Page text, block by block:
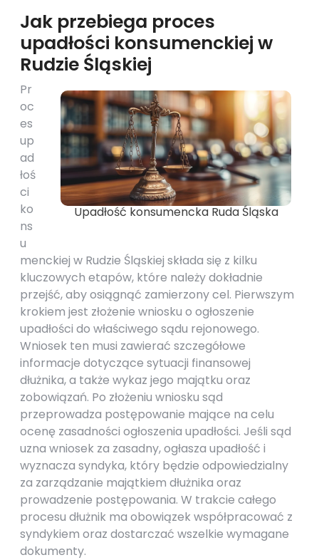
Jak przebiega proces
upadłości konsumenckiej w
Rudzie Śląskiej
Upadłość konsumencka Ruda Śląska
Pr
oc
es
up
ad
łoś
ci
ko
ns
u
menckiej w Rudzie Śląskiej składa się z kilku
kluczowych etapów, które należy dokładnie
przejść, aby osiągnąć zamierzony cel. Pierwszym
krokiem jest złożenie wniosku o ogłoszenie
upadłości do właściwego sądu rejonowego.
Wniosek ten musi zawierać szczegółowe
informacje dotyczące sytuacji finansowej
dłużnika, a także wykaz jego majątku oraz
zobowiązań. Po złożeniu wniosku sąd
przeprowadza postępowanie mające na celu
ocenę zasadności ogłoszenia upadłości. Jeśli sąd
uzna wniosek za zasadny, ogłasza upadłość i
wyznacza syndyka, który będzie odpowiedzialny
za zarządzanie majątkiem dłużnika oraz
prowadzenie postępowania. W trakcie całego
procesu dłużnik ma obowiązek współpracować z
syndykiem oraz dostarczać wszelkie wymagane
dokumenty.